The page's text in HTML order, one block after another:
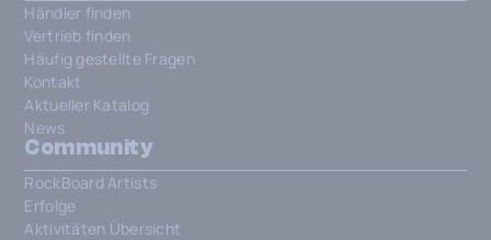
Händler finden
Vertrieb finden
Häufig gestellte Fragen
Kontakt
Aktueller Katalog
News
Community
RockBoard Artists
Erfolge
Aktivitäten Übersicht